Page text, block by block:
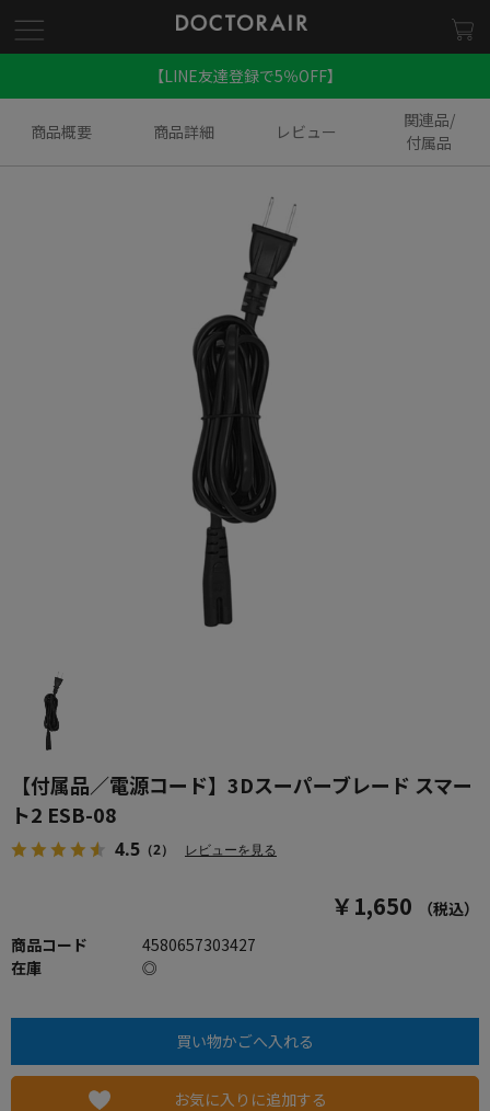
【LINE友達登録で5％OFF】
商品概要 商品詳細 レビュー
関連品/
付属品
【付属品／電源コード】3Dスーパーブレード スマー
ト2 ESB-08
4.5 （2） レビューを見る
￥1,650
（税込）
商品コード
4580657303427
在庫
◎
お気に入りに追加する